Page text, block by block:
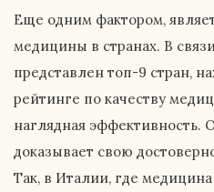
Еще одним фактором,
медицины в странах. В
представлен топ-9 стран,
рейтинге по качеству
наглядная эффективность.
доказывает свою
Так, в Италии, где